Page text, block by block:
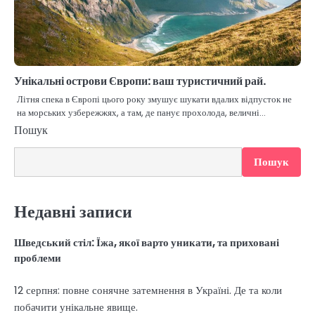
Унікальні острови Європи: ваш туристичний рай.
Літня спека в Європі цього року змушує шукати вдалих відпусток не
на морських узбережжях, а там, де панує прохолода, величні…
Пошук
Пошук
Недавні записи
Шведський стіл: Їжа, якої варто уникати, та приховані
проблеми
12 серпня: повне сонячне затемнення в Україні. Де та коли
побачити унікальне явище.